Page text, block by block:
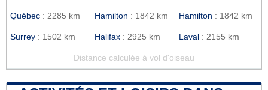
Québec : 2285 km Hamilton : 1842 km Hamilton : 1842 km
Surrey : 1502 km Halifax : 2925 km Laval : 2155 km
Distance calculée à vol d'oiseau